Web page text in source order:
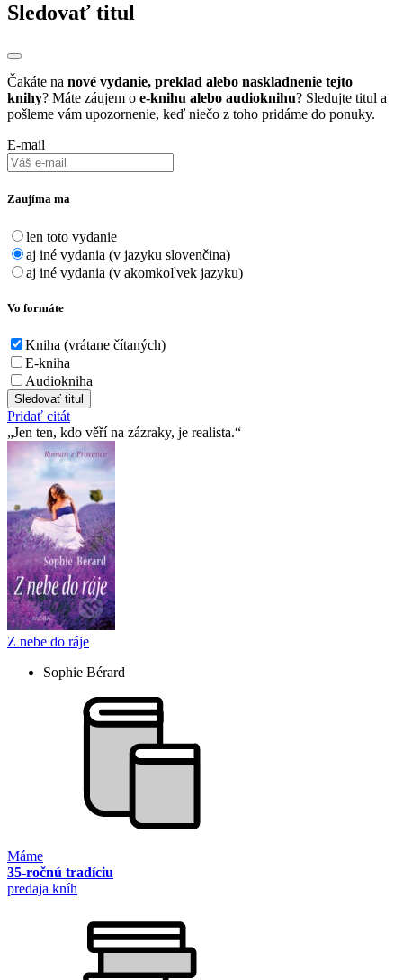
Sledovať titul
Čakáte na nové vydanie, preklad alebo naskladnenie tejto
knihy? Máte záujem o e-knihu alebo audioknihu? Sledujte titul a
pošleme vám upozornenie, keď niečo z toho pridáme do ponuky.
E-mail
Zaujíma ma
len toto vydanie
aj iné vydania (v jazyku slovenčina)
aj iné vydania (v akomkoľvek jazyku)
Vo formáte
Kniha (vrátane čítaných)
E-kniha
Audiokniha
Sledovať titul
Pridať citát
Jen ten, kdo věří na zázraky, je realista.
Z nebe do ráje
Sophie Bérard
Máme
35-ročnú tradíciu
predaja kníh